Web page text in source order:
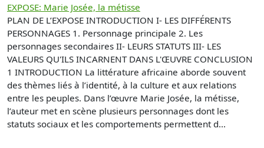
EXPOSE: Marie Josée, la métisse
PLAN DE L’EXPOSE INTRODUCTION I- LES DIFFÉRENTS
PERSONNAGES 1. Personnage principale 2. Les
personnages secondaires II- LEURS STATUTS III- LES
VALEURS QU'ILS INCARNENT DANS L'ŒUVRE CONCLUSION
1 INTRODUCTION La littérature africaine aborde souvent
des thèmes liés à l’identité, à la culture et aux relations
entre les peuples. Dans l’œuvre Marie Josée, la métisse,
l’auteur met en scène plusieurs personnages dont les
statuts sociaux et les comportements permettent d...